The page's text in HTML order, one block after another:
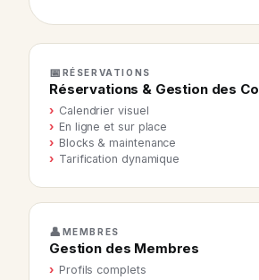
📅 RÉSERVATIONS
Réservations & Gestion des
Calendrier visuel
En ligne et sur place
Blocks & maintenance
Tarification dynamique
👤 MEMBRES
Gestion des Membres
Profils complets